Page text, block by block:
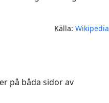
Källa: Wikipedia
på båda sidor av